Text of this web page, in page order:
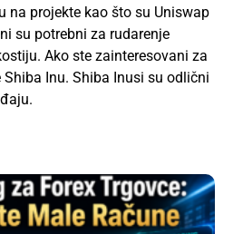
na projekte kao što su Uniswap
su potrebni za rudarenje
Ako ste zainteresovani za
Inu. Shiba Inusi su odlični